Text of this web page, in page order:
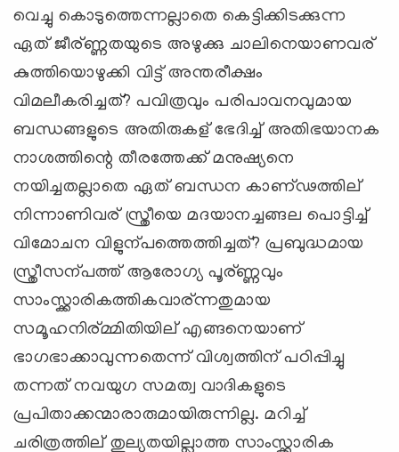
വെച്ചു കൊടുത്തെന്നല്ലാതെ കെട്ടിക്കിടക്കുന്ന
ഏത് ജീര്ണ്ണതയുടെ അഴുക്കു ചാലിനെയാണവര്
കുത്തിയൊഴുക്കി വിട്ട് അന്തരീക്ഷം
വിമലീകരിച്ചത്? പവിത്രവും പരിപാവനവുമായ
ബന്ധങ്ങളുടെ അതിരുകള് ഭേദിച്ച് അതിഭയാനക
നാശത്തിന്റെ തീരത്തേക്ക് മനുഷ്യനെ
നയിച്ചതല്ലാതെ ഏത് ബന്ധന കാണ്ഢത്തില്
നിന്നാണിവര് സ്ത്രീയെ മദയാനച്ചങ്ങല പൊട്ടിച്ച്
വിമോചന വിളുന്പത്തെത്തിച്ചത്? പ്രബുദ്ധമായ
സ്ത്രീസന്പത്ത് ആരോഗ്യ പൂര്ണ്ണവും
സാംസ്ക്കാരികത്തികവാര്ന്നതുമായ
സമൂഹനിര്മ്മിതിയില് എങ്ങനെയാണ്
ഭാഗഭാക്കാവുന്നതെന്ന് വിശ്വത്തിന് പഠിപ്പിച്ചു
തന്നത് നവയുഗ സമത്വ വാദികളുടെ
പ്രപിതാക്കന്മാരാരുമായിരുന്നില്ല. മറിച്ച്
ചരിത്രത്തില് തുല്യതയില്ലാത്ത സാംസ്ക്കാരിക